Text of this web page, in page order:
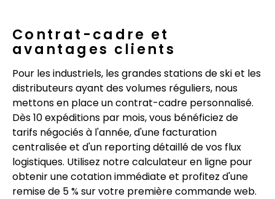
Contrat-cadre et
avantages clients
Pour les industriels, les grandes stations de ski et les
distributeurs ayant des volumes réguliers, nous
mettons en place un contrat-cadre personnalisé.
Dès 10 expéditions par mois, vous bénéficiez de
tarifs négociés à l'année, d'une facturation
centralisée et d'un reporting détaillé de vos flux
logistiques. Utilisez notre calculateur en ligne pour
obtenir une cotation immédiate et profitez d'une
remise de 5 % sur votre première commande web.